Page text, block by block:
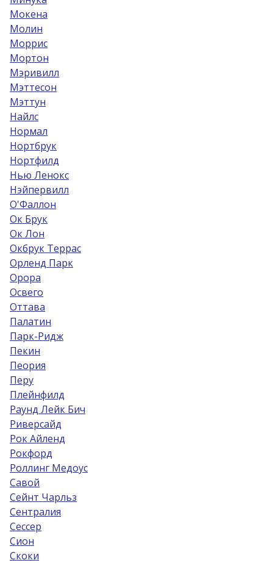
Мокена
Молин
Моррис
Мортон
Мэривилл
Мэттесон
Мэттун
Найлс
Нормал
Нортбрук
Нортфилд
Нью Ленокс
Нэйпервилл
О'Фаллон
Ок Брук
Ок Лон
Окбрук Террас
Орленд Парк
Орора
Освего
Оттава
Палатин
Парк-Ридж
Пекин
Пеория
Перу
Плейнфилд
Раунд Лейк Бич
Риверсайд
Рок Айленд
Рокфорд
Роллинг Медоус
Савой
Сейнт Чарльз
Сентралия
Сессер
Сион
Скоки